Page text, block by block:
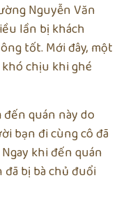
Nguyễn Văn
lần bị khách
tốt. Mới đây, một
chịu khi ghé
quán này do
bạn đi cùng cô đã
khi đến quán
bị bà chủ đuổi